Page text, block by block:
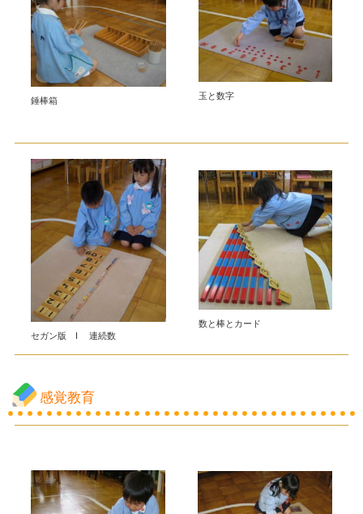
錘棒箱 玉と数字
セガン版 I 連続数
数と棒とカード
感覚教育